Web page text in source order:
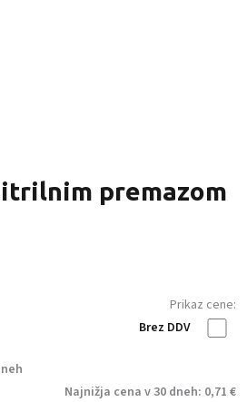
premazom
Prikaz cene:
Brez DDV
Najnižja cena v 30 dneh: 0,71 €